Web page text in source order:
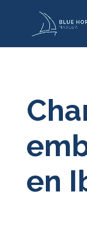
en